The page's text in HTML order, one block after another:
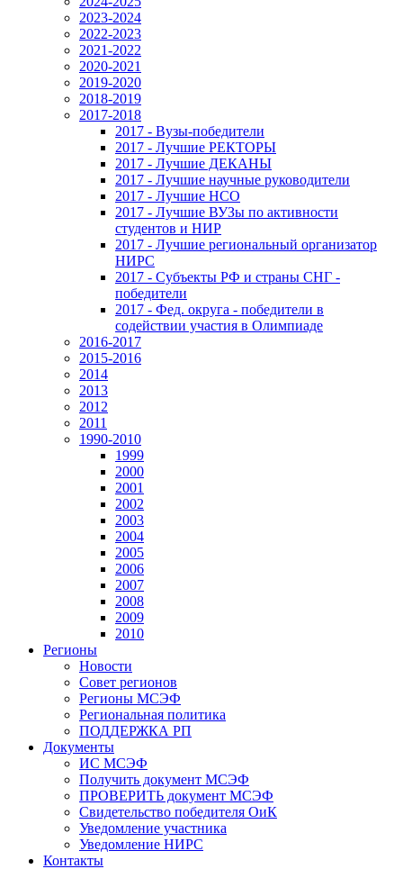
2023-2024
2022-2023
2021-2022
2020-2021
2019-2020
2018-2019
2017-2018
2017 - Вузы-победители
2017 - Лучшие РЕКТОРЫ
2017 - Лучшие ДЕКАНЫ
2017 - Лучшие научные руководители
2017 - Лучшие НСО
2017 - Лучшие ВУЗы по активности
студентов и НИР
2017 - Лучшие региональный организатор
НИРС
2017 - Субъекты РФ и страны СНГ -
победители
2017 - Фед. округа - победители в
содействии участия в Олимпиаде
2016-2017
2015-2016
2014
2013
2012
2011
1990-2010
1999
2000
2001
2002
2003
2004
2005
2006
2007
2008
2009
2010
Регионы
Новости
Совет регионов
Регионы МСЭФ
Региональная политика
ПОДДЕРЖКА РП
Документы
ИС МСЭФ
Получить документ МСЭФ
ПРОВЕРИТЬ документ МСЭФ
Свидетельство победителя ОиК
Уведомление участника
Уведомление НИРС
Контакты